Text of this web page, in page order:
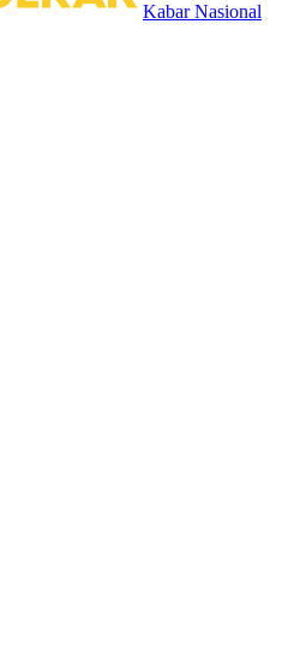
Kabar Nasional